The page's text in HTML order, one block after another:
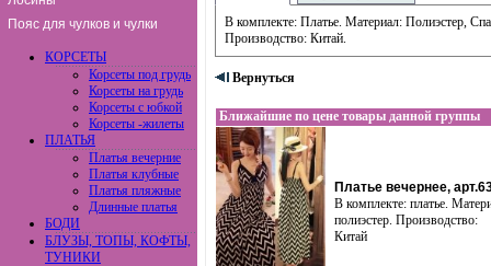
Пояс для чулков и чулки
КОРСЕТЫ
Корсеты под грудь
Корсеты на грудь
Корсеты с юбкой
Корсеты -жилеты
ПЛАТЬЯ
Платья вечерние
Платья клубные
Платья пляжные
Длинные платья
БОДИ
БЛУЗЫ, ТОПЫ, КОФТЫ,
ТУНИКИ
В комплекте: Платье. Материал: Полиэстер,
Производство: Китай.
Вернуться
Ближайшие по цене товары данной группы
Платье вечернее,
В комплекте: платье.
полиэстер. Производство:
Китай